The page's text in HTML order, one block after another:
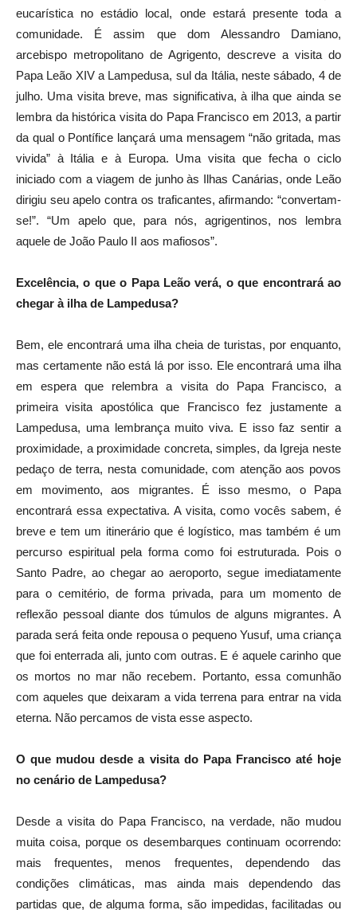
eucarística no estádio local, onde estará presente toda a
comunidade. É assim que dom Alessandro Damiano,
arcebispo metropolitano de Agrigento, descreve a visita do
Papa Leão XIV a Lampedusa, sul da Itália, neste sábado, 4 de
julho. Uma visita breve, mas significativa, à ilha que ainda se
lembra da histórica visita do Papa Francisco em 2013, a partir
da qual o Pontífice lançará uma mensagem “não gritada, mas
vivida” à Itália e à Europa. Uma visita que fecha o ciclo
iniciado com a viagem de junho às Ilhas Canárias, onde Leão
dirigiu seu apelo contra os traficantes, afirmando: “convertam-
se!”. “Um apelo que, para nós, agrigentinos, nos lembra
aquele de João Paulo II aos mafiosos”.
Excelência, o que o Papa Leão verá, o que encontrará ao
chegar à ilha de Lampedusa?
Bem, ele encontrará uma ilha cheia de turistas, por enquanto,
mas certamente não está lá por isso. Ele encontrará uma ilha
em espera que relembra a visita do Papa Francisco, a
primeira visita apostólica que Francisco fez justamente a
Lampedusa, uma lembrança muito viva. E isso faz sentir a
proximidade, a proximidade concreta, simples, da Igreja neste
pedaço de terra, nesta comunidade, com atenção aos povos
em movimento, aos migrantes. É isso mesmo, o Papa
encontrará essa expectativa. A visita, como vocês sabem, é
breve e tem um itinerário que é logístico, mas também é um
percurso espiritual pela forma como foi estruturada. Pois o
Santo Padre, ao chegar ao aeroporto, segue imediatamente
para o cemitério, de forma privada, para um momento de
reflexão pessoal diante dos túmulos de alguns migrantes. A
parada será feita onde repousa o pequeno Yusuf, uma criança
que foi enterrada ali, junto com outras. E é aquele carinho que
os mortos no mar não recebem. Portanto, essa comunhão
com aqueles que deixaram a vida terrena para entrar na vida
eterna. Não percamos de vista esse aspecto.
O que mudou desde a visita do Papa Francisco até hoje
no cenário de Lampedusa?
Desde a visita do Papa Francisco, na verdade, não mudou
muita coisa, porque os desembarques continuam ocorrendo:
mais frequentes, menos frequentes, dependendo das
condições climáticas, mas ainda mais dependendo das
partidas que, de alguma forma, são impedidas, facilitadas ou